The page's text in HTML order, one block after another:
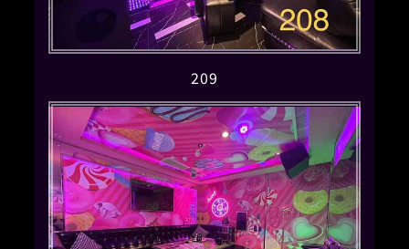
209